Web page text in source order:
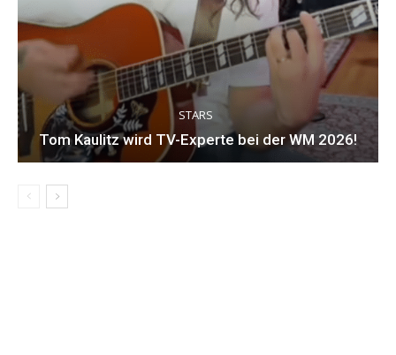
STARS
Tom Kaulitz wird TV-Experte bei der WM 2026!